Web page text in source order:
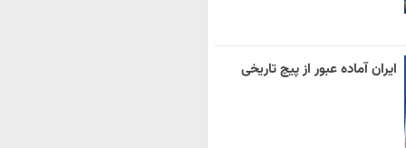
ایران آماده عبور از پیچ تاریخی